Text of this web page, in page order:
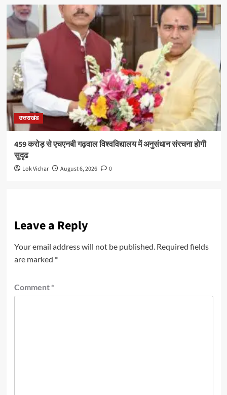
उत्तराखंड
459 करोड़ से एचएनबी गढ़वाल विश्वविद्यालय में अनुसंधान संरचना होगी
सुदृढ
Lok Vichar August 6, 2026 0
Leave a Reply
Your email address will not be published. Required fields
are marked *
Comment *